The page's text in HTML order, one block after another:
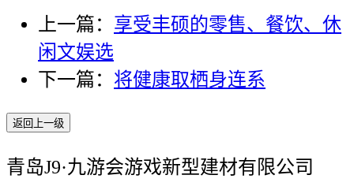
上一篇： 享受丰硕的零售、餐饮、休
闲文娱选
下一篇： 将健康取栖身连系
返回上一级
青岛J9·九游会游戏新型建材有限公司